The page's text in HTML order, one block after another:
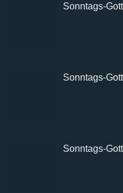
Sonntags-
Sonntags-
Sonntags-